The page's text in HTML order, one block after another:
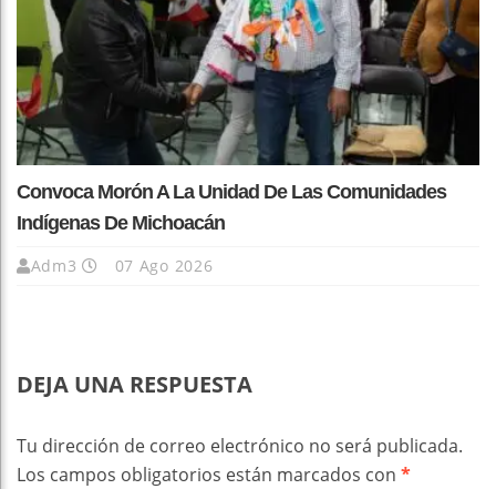
Convoca Morón A La Unidad De Las Comunidades
Indígenas De Michoacán
Adm3 07 Ago 2026
DEJA UNA RESPUESTA
Tu dirección de correo electrónico no será publicada.
Los campos obligatorios están marcados con *